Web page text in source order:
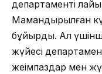
департаменті
Мамандырылған
бұйырды. Ал
жүйесі
жеңімпаздар мен